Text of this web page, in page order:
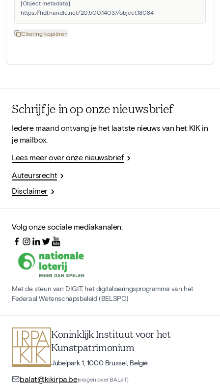
[Object metadata].
https://hdl.handle.net/20.500.14037/object.18084
Citering kopiëren
Schrijf je in op onze nieuwsbrief
Iedere maand ontvang je het laatste nieuws van het KIK in
je mailbox.
Lees meer over onze nieuwsbrief
Auteursrecht
Disclaimer
Volg onze sociale mediakanalen:
Met de steun van DIGIT, het digitaliseringsprogramma van het
Federaal Wetenschapsbeleid (BELSPO)
Koninklijk Instituut voor het
Kunstpatrimonium
Jubelpark 1, 1000 Brussel, België
balat@kikirpa.be(vragen over BALaT)